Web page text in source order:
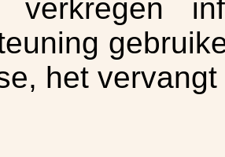
verkregen
het